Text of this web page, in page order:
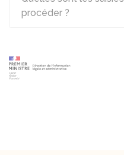
procéder ?